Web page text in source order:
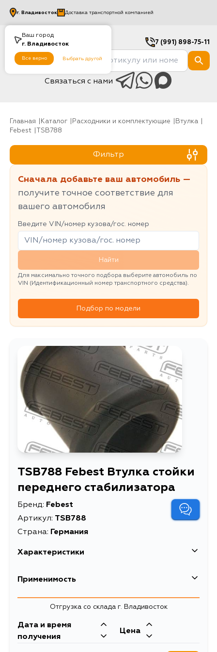
Ваш город
г. Владивосток
Все верно Выбрать другой
г. Владивосток Доставка транспортной компанией
7 (991) 898-75-11
Связаться с нами
Главная Каталог Расходники и комплектующие
Втулка
Febest
TSB788
Фильтр
Сначала добавьте ваш автомобиль —
получите точное соответствие для
вашего автомобиля
Введите VIN/номер кузова/гос. номер
Найти
Для максимально точного подбора выберите автомобиль по
VIN (Идентификационный номер транспортного средства).
Подбор по модели
TSB788 Febest Втулка стойки
переднего стабилизатора
Бренд: Febest
Артикул: TSB788
Страна: Германия
Характеристики
EAN-13
Длина упаковки, мм 30
Масса, кг 0.015
Применимость
Toyota
Кузов Двигатель
CR41, KR42, SR40, YR21, CR41V,
3SFE, 5K, 3Y, 2C,
Отгрузка со склада г. Владивосток
Дата и время
получения
Цена